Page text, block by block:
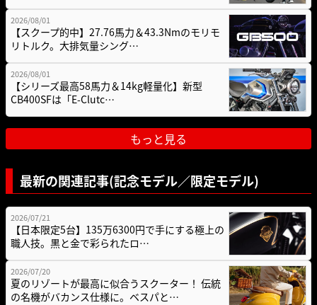
2026/08/01
【スクープ的中】27.76馬力＆43.3Nmのモリモ
リトルク。大排気量シング…
2026/08/01
【シリーズ最高58馬力＆14kg軽量化】新型
CB400SFは「E-Clutc…
もっと見る
最新の関連記事(記念モデル／限定モデル)
2026/07/21
【日本限定5台】135万6300円で手にする極上の
職人技。黒と金で彩られたロ…
2026/07/20
夏のリゾートが最高に似合うスクーター！ 伝統
の名機がバカンス仕様に。ベスパと…